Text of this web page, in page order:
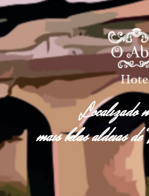
Localizado
mais belas aldeias